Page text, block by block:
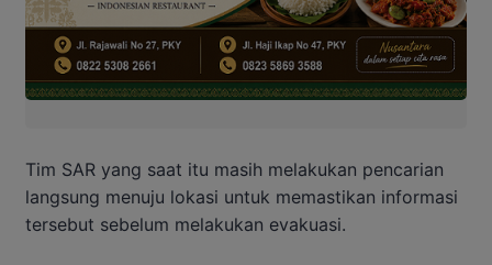
Tim SAR yang saat itu masih melakukan pencarian
langsung menuju lokasi untuk memastikan informasi
tersebut sebelum melakukan evakuasi.